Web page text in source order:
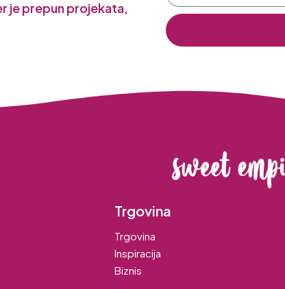
je prepun projekata,
Trgovina
Trgovina
Inspiracija
Biznis